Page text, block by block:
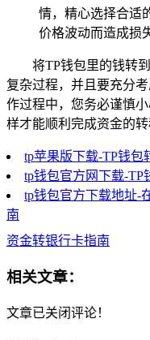
情，精心选择合适
价格波动而造成损
将TP钱包里的钱转
复杂过程，并且要充分
作过程中，您务必谨慎
样才能顺利完成资金的转
tp苹果版下载-TP钱包
tp钱包官方网下载-TP
tp钱包官方下载地址-
南
资金转银行卡指南
相关文章：
文章已关闭评论！